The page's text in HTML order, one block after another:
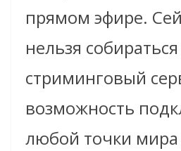
прямом эфире.
нельзя
стриминговый
возможность
любой точки мира